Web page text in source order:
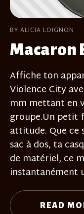
BY ALICIA LOIGNON
Macaron
Affiche ton
Violence City
mm mettant en
groupe.Un petit
attitude. Que ce
sac à dos, ta
de matériel, ce
instantanément
READ